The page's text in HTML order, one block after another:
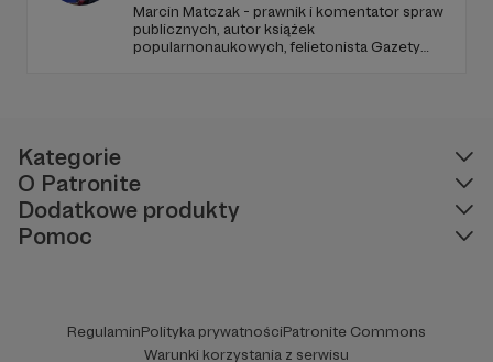
Marcin Matczak - prawnik i komentator spraw
publicznych, autor książek
popularnonaukowych, felietonista Gazety
Kategorie
O Patronite
Dodatkowe produkty
Pomoc
RegulaminPolityka prywatnościPatronite Commons
Warunki korzystania z serwisu